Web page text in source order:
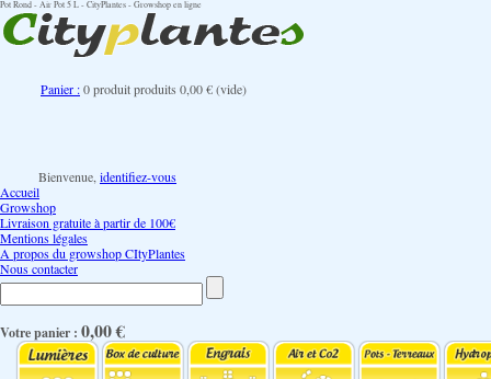
Pot Rond - Air Pot 5 L - CityPlantes - Growshop en ligne
Panier :0produitproduits 0,00 €(vide)
Bienvenue, identifiez-vous
Accueil
Growshop
Livraison gratuite à partir de 100€
Mentions légales
A propos du growshop CItyPlantes
Nous contacter
Votre panier : 0,00 €